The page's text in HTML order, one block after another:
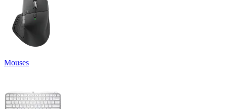
Mouses